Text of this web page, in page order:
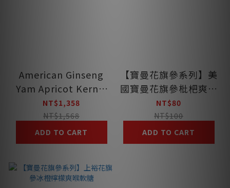
American Ginseng
Yam Apricot Kernel
Powder
NT$1,358
NT$1,568
ADD TO CART
【寶曼花旗參系列】美
國寶曼花旗參枇杷爽喉
軟糖
NT$80
NT$100
ADD TO CART